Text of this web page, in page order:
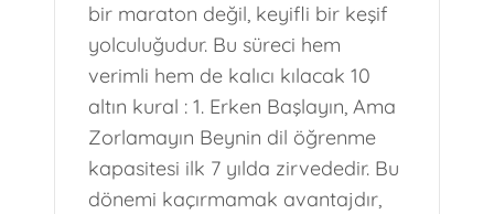
bir maraton değil, keyifli bir keşif
yolculuğudur. Bu süreci hem
verimli hem de kalıcı kılacak 10
altın kural : 1. Erken Başlayın, Ama
Zorlamayın Beynin dil öğrenme
kapasitesi ilk 7 yılda zirvededir. Bu
dönemi kaçırmamak avantajdır,